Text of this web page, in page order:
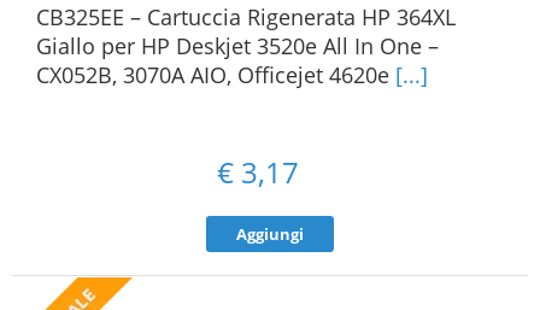
CB325EE – Cartuccia Rigenerata HP 364XL
Giallo per HP Deskjet 3520e All In One –
CX052B, 3070A AIO, Officejet 4620e [...]
€ 3,17
Aggiungi